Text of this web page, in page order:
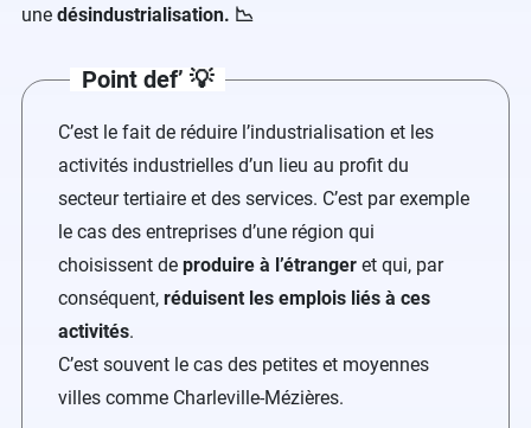
une désindustrialisation. 📉
Point def’ 💡
C’est le fait de réduire l’industrialisation et les
activités industrielles d’un lieu au profit du
secteur tertiaire et des services. C’est par exemple
le cas des entreprises d’une région qui
choisissent de produire à l’étranger et qui, par
conséquent, réduisent les emplois liés à ces
activités.
C’est souvent le cas des petites et moyennes
villes comme Charleville-Mézières.